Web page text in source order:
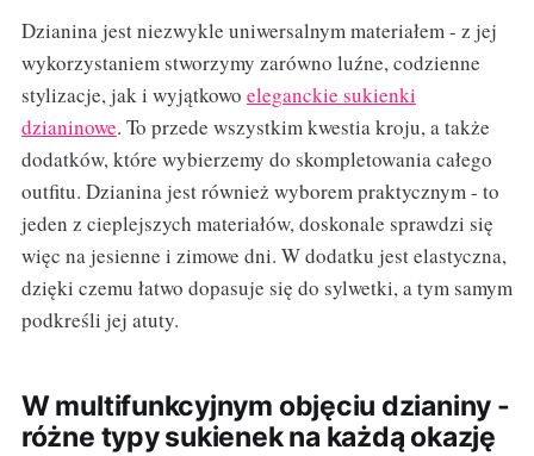
Dzianina jest niezwykle uniwersalnym materiałem - z jej
wykorzystaniem stworzymy zarówno luźne, codzienne
stylizacje, jak i wyjątkowo eleganckie sukienki
dzianinowe. To przede wszystkim kwestia kroju, a także
dodatków, które wybierzemy do skompletowania całego
outfitu. Dzianina jest również wyborem praktycznym - to
jeden z cieplejszych materiałów, doskonale sprawdzi się
więc na jesienne i zimowe dni. W dodatku jest elastyczna,
dzięki czemu łatwo dopasuje się do sylwetki, a tym samym
podkreśli jej atuty.
W multifunkcyjnym objęciu dzianiny -
różne typy sukienek na każdą okazję